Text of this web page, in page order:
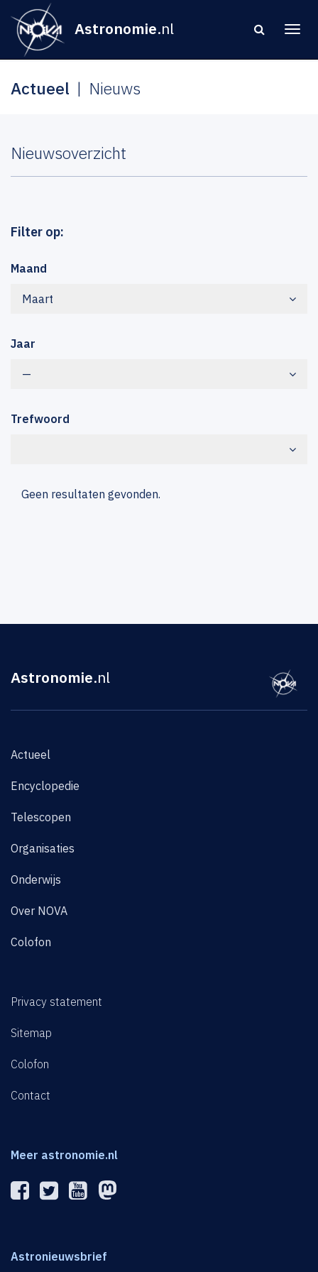
Astronomie.nl
Actueel Nieuws
Nieuwsoverzicht
Filter op:
Maand
Maart
Jaar
—
Trefwoord
Geen resultaten gevonden.
Astronomie.nl
Actueel
Encyclopedie
Telescopen
Organisaties
Onderwijs
Over NOVA
Colofon
Privacy statement
Sitemap
Colofon
Contact
Meer astronomie.nl
Astronieuwsbrief